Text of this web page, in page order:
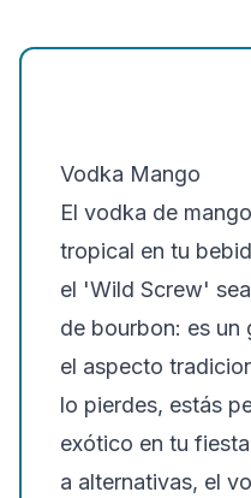
Vodka Mango
El vodka de
tropical en tu
el 'Wild Screw'
de bourbon: es un
el aspecto
lo pierdes, estás
exótico en tu
a alternativas, el